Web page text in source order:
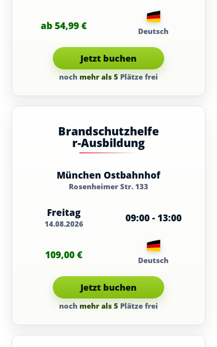
ab 54,99 € Deutsch
Jetzt buchen
noch mehr als 5 Plätze frei
Brandschutzhelfe
r-Ausbildung
München Ostbahnhof
Rosenheimer Str. 133
Freitag
14.08.2026 09:00 - 13:00
109,00 € Deutsch
Jetzt buchen
noch mehr als 5 Plätze frei